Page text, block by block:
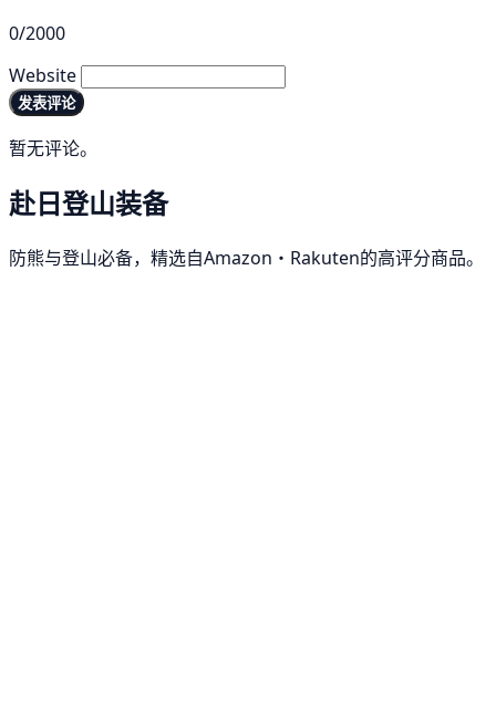
0/2000
Website
发表评论
暂无评论。
赴日登山装备
防熊与登山必备，精选自Amazon・Rakuten的高评分商品。